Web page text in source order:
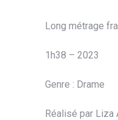
Long métrage
1h38 – 2023
Genre : Drame
Réalisé par Liza